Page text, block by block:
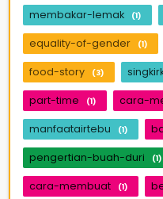
membakar-lemak (1)
equality-of-gender (1)
food-story (3)
part-time (1) cara-
manfaatairtebu (1)
pengertian-buah-duri (1)
cara-membuat (1)